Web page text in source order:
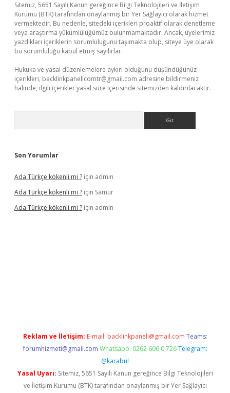
Sitemiz, 5651 Sayılı Kanun gereğince Bilgi Teknolojileri ve İletişim
Kurumu (BTK) tarafından onaylanmış bir Yer Sağlayıcı olarak hizmet
vermektedir. Bu nedenle, sitedeki içerikleri proaktif olarak denetleme
veya araştırma yükümlülüğümüz bulunmamaktadır. Ancak, üyelerimiz
yazdıkları içeriklerin sorumluluğunu taşımakta olup, siteye üye olarak
bu sorumluluğu kabul etmiş sayılırlar.
Hukuka ve yasal düzenlemelere aykırı olduğunu düşündüğünüz
içerikleri, backlinkpanelicomtr@gmail.com adresine bildirmeniz
halinde, ilgili içerikler yasal süre içerisinde sitemizden kaldırılacaktır.
Son Yorumlar
Ada Türkçe kökenli mi ? için admin
Ada Türkçe kökenli mi ? için Samur
Ada Türkçe kökenli mi ? için admin
Reklam ve İletişim: E-mail: backlinkpaneli@gmail.com Teams:
forumhizmeti@gmail.com Whatsapp: 0262 606 0 726 Telegram:
@karabul
Yasal Uyarı: Sitemiz, 5651 Sayılı Kanun gereğince Bilgi Teknolojileri
ve İletişim Kurumu (BTK) tarafından onaylanmış bir Yer Sağlayıcı